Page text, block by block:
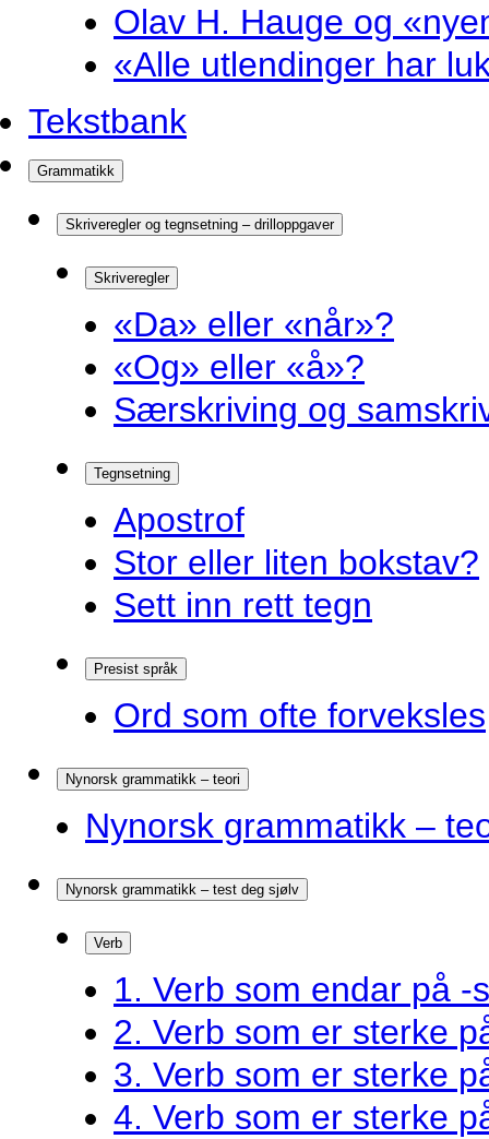
Olav H. Hauge og
«Alle utlendinger har
Tekstbank
Grammatikk
Skriveregler og tegnsetning – drilloppgaver
Skriveregler
«Da» eller «når»?
«Og» eller «å»?
Særskriving og
Tegnsetning
Apostrof
Stor eller liten bokstav?
Sett inn rett tegn
Presist språk
Ord som ofte forveksles
Nynorsk grammatikk – teori
Nynorsk grammatikk –
Nynorsk grammatikk – test deg sjølv
Verb
1. Verb som endar på -
2. Verb som er sterke
3. Verb som er sterke
4. Verb som er sterke